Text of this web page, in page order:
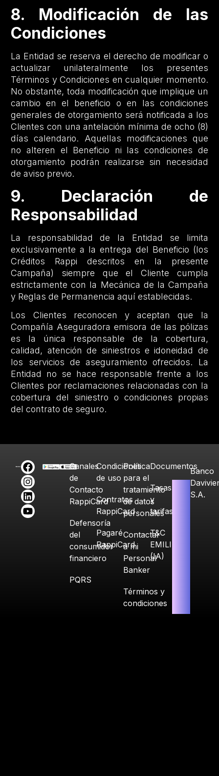
8. Modificación de las
Condiciones
La Entidad se reserva el derecho de modificar o
actualizar unilateralmente los presentes
Términos y Condiciones en cualquier momento.
No obstante, toda modificación que implique un
cambio en el beneficio o en las condiciones
generales de otorgamiento será notificada a los
Clientes con una antelación mínima de ocho (8)
días calendario. Aquellas modificaciones que
no alteren el Beneficio ni las condiciones de
otorgamiento podrán realizarse sin necesidad
de aviso previo.
9. Declaración de
Responsabilidad
La responsabilidad de la Entidad se limita
exclusivamente a la entrega del Beneficio (los
Créditos Rappi descritos en la presente
Campaña) siempre que el Cliente cumpla
estrictamente con la Mecánica de la Campaña
y Reglas de Permanencia aquí establecidas.
Los Clientes reconocen y aceptan que la
Compañía Aseguradora emisora de las pólizas
es la única responsable de la cobertura,
calidad, atención de siniestros e idoneidad de
los servicios de aseguramiento ofrecidos. La
Entidad no se hace responsable frente a los
Clientes por reclamaciones relacionadas con la
cobertura del siniestro o condiciones propias
del contrato de seguro.
Canales
de
Contacto
RappiCard
Defensoría
del
consumidor
financiero
PQRS
Condiciones
de uso
Contratos
RappiCard
Pagaré
RappiCard
Política
para el
tratamiento
de datos
personales
Contactar
a mi
Personal
Banker
Términos y
condiciones
Documentos
Tasas
y
tarifas
T&C
EMILIA
(IA)
Banco
S.A.